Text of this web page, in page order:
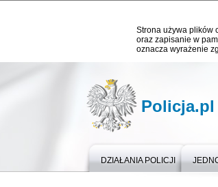
Strona używa plików
oraz zapisanie w
oznacza wyrażenie
Policja.pl
DZIAŁANIA POLICJI